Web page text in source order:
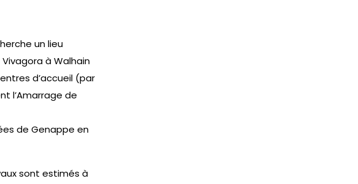
un lieu
à Walhain
d’accueil (par
l’Amarrage de
de Genappe en
sont estimés à